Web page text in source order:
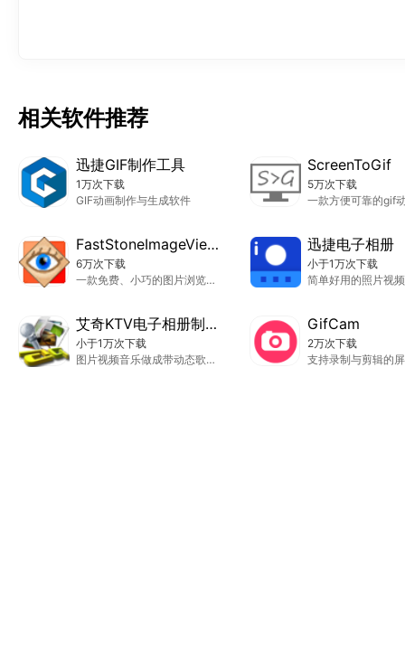
相关软件推荐
迅捷GIF制作工具
1万次下载
GIF动画制作与生成软件
ScreenToGif
5万次下载
FastStoneImageViewer
6万次下载
一款免费、小巧的图片浏览和编辑软件
迅捷电子相册
小于1万次下载
简单好用的照片视
艾奇KTV电子相册制作软件
小于1万次下载
图片视频音乐做成带动态歌词的MV电子相册
GifCam
2万次下载